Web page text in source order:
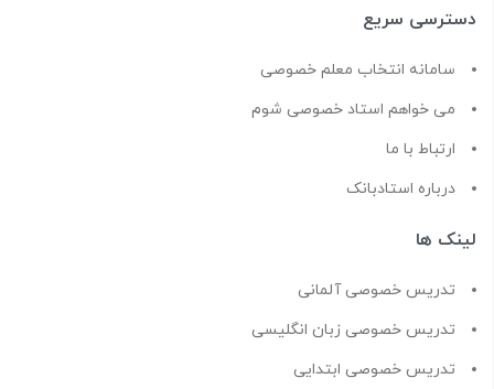
دسترسی سریع
سامانه انتخاب معلم خصوصی
می خواهم استاد خصوصی شوم
ارتباط با ما
درباره استادبانک
لینک ها
تدریس خصوصی آلمانی
تدریس خصوصی زبان انگلیسی
تدریس خصوصی ابتدایی